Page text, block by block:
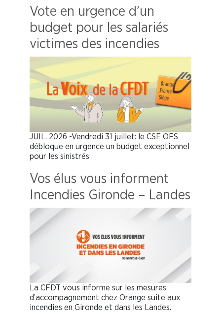
Vote en urgence d’un
budget pour les salariés
victimes des incendies
JUIL. 2026 -Vendredi 31 juillet: le CSE OFS
débloque en urgence un budget exceptionnel
pour les sinistrés
Vos élus vous informent
Incendies Gironde – Landes
La CFDT vous informe sur les mesures
d’accompagnement chez Orange suite aux
incendies en Gironde et dans les Landes.